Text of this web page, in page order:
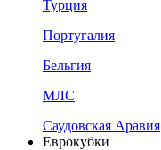
Турция
Португалия
Бельгия
МЛС
Саудовская Аравия
Еврокубки